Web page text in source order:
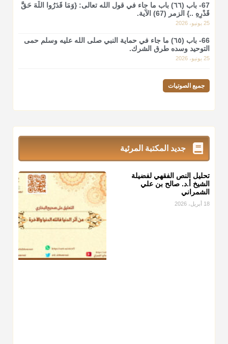
67- باب (٦٦) باب ما جاء في قول الله تعالى: {وَمَا قَدَرُوا اللَّهَ حَقَّ
قَدْرِهِ ..} الزمر (67) الآية.
25 يونيو، 2026
66- باب (٦٥) ما جاء في حماية النبي صلى الله عليه وسلم حمى
التوحيد وسده طرق الشرك.
25 يونيو، 2026
جميع الصوتيات
جديد المكتبة المرئية
تحليل النص الفقهي لفضيلة
الشيخ أ.د. صالح بن علي
الشمراني
18 أبريل، 2026